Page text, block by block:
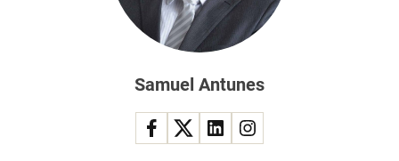
Samuel Antunes